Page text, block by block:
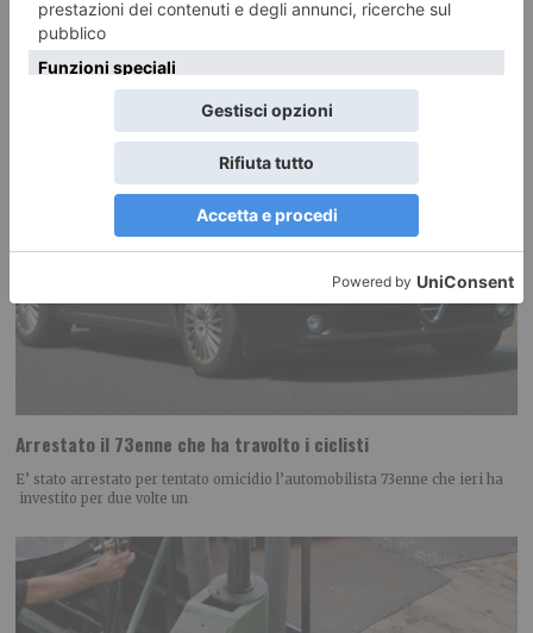
Arrestato il 73enne che ha travolto i ciclisti
E’ stato arrestato per tentato omicidio l’automobilista 73enne che ieri ha
investito per due volte un